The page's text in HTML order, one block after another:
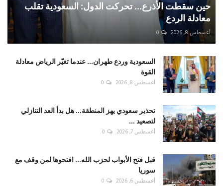
حين سقطت الأذرع... تحركت الدول: السعودية تقلب
معادلة الردع
أغسطس 8, 2026 0
السعودية وردع طهران... عندما تغيّر الرياض معادلة
القوة
أغسطس 8, 2026 0
تحذير سعودي يهز المنطقة... هل بدأ العد التنازلي
لتصعيد ...
أغسطس 7, 2026 0
قبل فتح الأبواب لحزب الله... افتحوها لمن وقف مع
سوريا
أغسطس 6, 2026 0